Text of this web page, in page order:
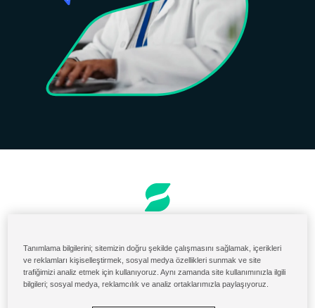
ABD Malzeme Portalı
Solenis Cloud Girişi
Tanımlama bilgilerini; sitemizin doğru şekilde çalışmasını sağlamak, içerikleri
ve reklamları kişiselleştirmek, sosyal medya özellikleri sunmak ve site
trafiğimizi analiz etmek için kullanıyoruz. Aynı zamanda site kullanımınızla ilgili
bilgileri; sosyal medya, reklamcılık ve analiz ortaklarımızla paylaşıyoruz.